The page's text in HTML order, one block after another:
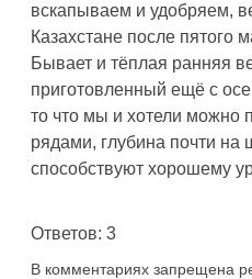
вскапываем и удобряем,
Казахстане после пятого
Бывает и тёплая ранняя
приготовленный ещё с
то что мы и хотели можно
рядами, глубина почти на
способствуют хорошему
Ответов: 3
В комментариях запрещена